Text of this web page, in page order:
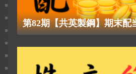
第82期【共英製鋼】期末配